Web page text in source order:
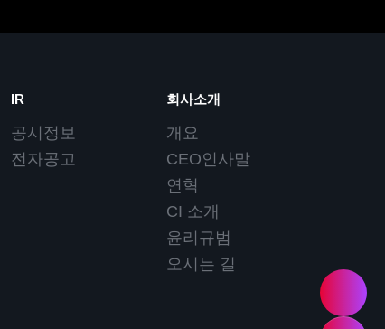
IR
공시정보
전자공고
회사소개
개요
CEO인사말
연혁
CI 소개
윤리규범
오시는 길